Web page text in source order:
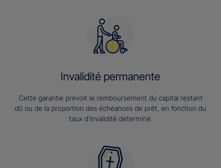
Invalidité permanente
Cette garantie prévoit le remboursement du capital restant
dû ou de la proportion des échéances de prêt, en fonction du
taux d’invalidité déterminé.